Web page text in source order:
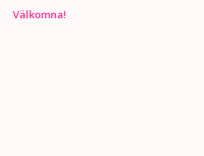
Välkomna!